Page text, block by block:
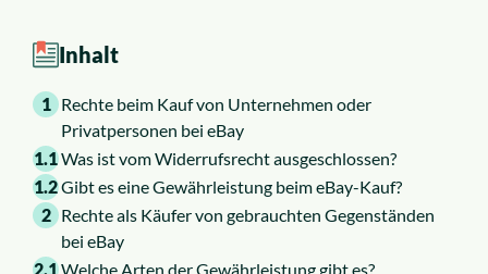
Inhalt
1 Rechte beim Kauf von Unternehmen oder
Privatpersonen bei eBay
1.1Was ist vom Widerrufsrecht ausgeschlossen?
1.2Gibt es eine Gewährleistung beim eBay-Kauf?
2 Rechte als Käufer von gebrauchten Gegenständen
bei eBay
2.1Welche Arten der Gewährleistung gibt es?